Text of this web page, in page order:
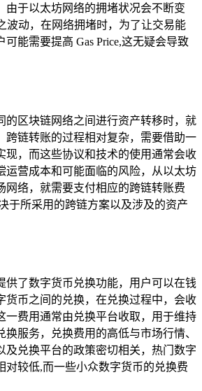
由于以太坊网络的拥堵状况会不断变
波动，在网络拥堵时，为了让交易能
能需要提高 Gas Price,这无疑会导致
的区块链网络之间进行资产转移时，就
跨链转账的过程相对复杂，需要借助一
现，而这些协议和技术的使用通常会收
运营成本和可能面临的风险，从以太坊
网络，就需要支付相应的跨链转账费
于所采用的跨链方案以及涉及的资产
供了数字货币兑换功能，用户可以在钱
货币之间的兑换，在兑换过程中，会收
一费用通常由兑换平台收取，用于维持
服务，兑换费用的高低与市场行情、
及兑换平台的政策密切相关，热门数字
对较低,而一些小众数字货币的兑换费